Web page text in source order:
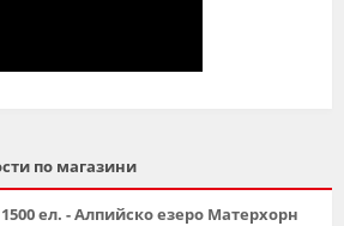
по магазини
ел. - Алпийско езеро Матерхорн